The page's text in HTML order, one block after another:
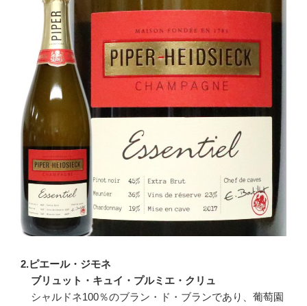
2.ピエール・ジモネ
ブリュット・キュイ・プルミエ・クリュ
シャルドネ100％のブラン・ド・ブランであり、葡萄園